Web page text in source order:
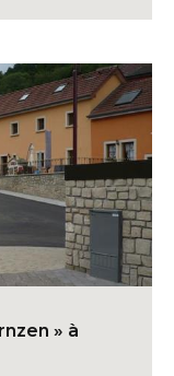
» à